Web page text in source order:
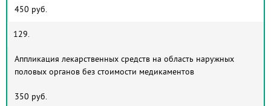
450 руб.
129.
Аппликация лекарственных средств на область наружных
половых органов без стоимости медикаментов
350 руб.